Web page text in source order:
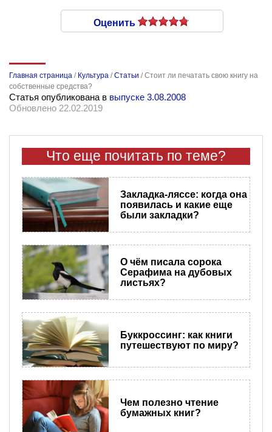
Оценить
Главная страница / Культура /Статьи /Стоит ли печатать свою книгу на
собственные средства?
Статья опубликована в выпуске 3.08.2008
Обновлено 22.02.2019
Что еще почитать по теме?
Закладка-ляссе: когда она
появилась и какие еще
были закладки?
О чём писала сорока
Серафима на дубовых
листьях?
Буккроссинг: как книги
путешествуют по миру?
Чем полезно чтение
бумажных книг?